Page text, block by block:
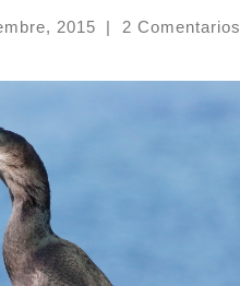
2015 | 2 Comentarios